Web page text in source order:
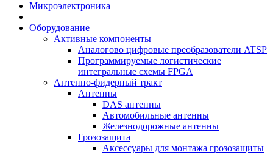
Микроэлектроника
Оборудование
Активные компоненты
Аналогово цифровые преобразователи ATSP
Программируемые логистические
интегральные схемы FPGA
Антенно-фидерный тракт
Антенны
DAS антенны
Автомобильные антенны
Железнодорожные антенны
Грозозащита
Аксессуары для монтажа грозозащиты